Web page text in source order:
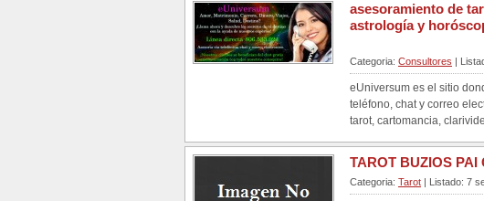
asesoramiento de
astrología y
Categoria: Consultores |
eUniversum es el sitio
teléfono, chat y correo
tarot, cartomancia,
TAROT BUZIOS PAI
Categoria: Tarot | Listado: 7